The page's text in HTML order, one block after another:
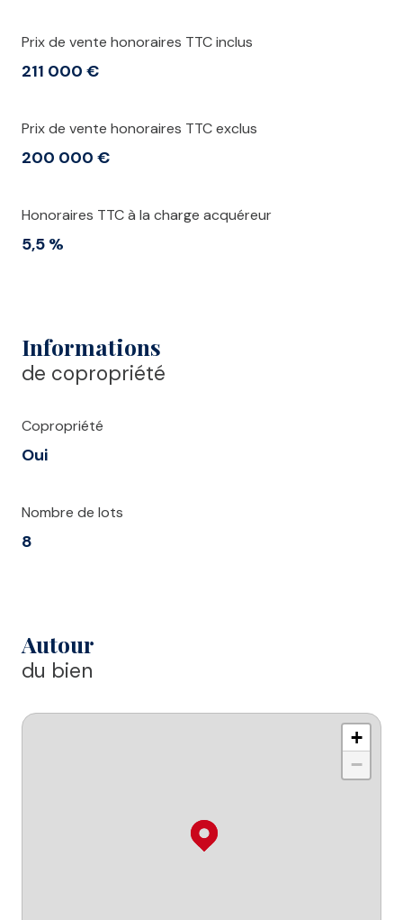
Prix de vente honoraires TTC inclus
211 000 €
Prix de vente honoraires TTC exclus
200 000 €
Honoraires TTC à la charge acquéreur
5,5 %
Informations
de copropriété
Copropriété
Oui
Nombre de lots
8
Autour
du bien
+
−